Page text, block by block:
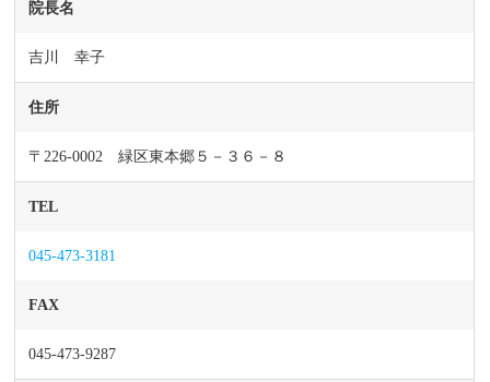
院長名
吉川 幸子
住所
〒226-0002 緑区東本郷５－３６－８
TEL
045-473-3181
FAX
045-473-9287